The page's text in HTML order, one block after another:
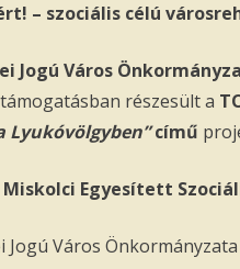
– szociális célú
Jogú Város
részesült a
Lyukóvölgyben” című
Miskolci Egyesített
Jogú Város